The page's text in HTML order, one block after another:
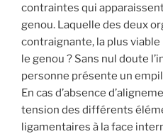
contraintes qui
genou. Laquelle des deux
contraignante, la plus
le genou ? Sans nul doute
personne présente un
En cas d’absence
tension des différents
ligamentaires à la face